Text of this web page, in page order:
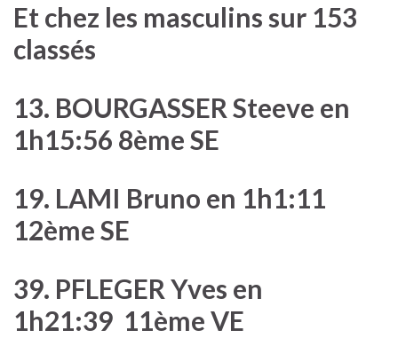
Et chez les masculins sur 153
classés
13. BOURGASSER Steeve en
1h15:56 8ème SE
19. LAMI Bruno en 1h1:11
12ème SE
39. PFLEGER Yves en
1h21:39 11ème VE